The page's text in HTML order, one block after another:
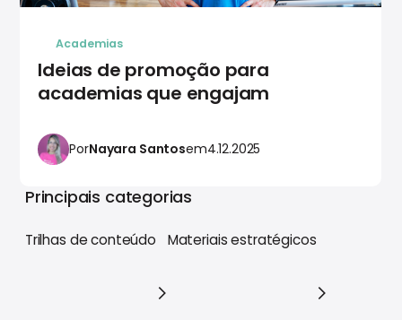
Academias
Ideias de promoção para
academias que engajam
PorNayara Santosem4.12.2025
Principais categorias
Trilhas de conteúdo Materiais estratégicos